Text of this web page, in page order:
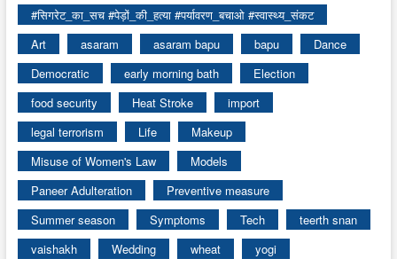
#सिगरेट_का_सच #पेड़ों_की_हत्या #पर्यावरण_बचाओ #स्वास्थ्य_संकट
Art
asaram asaram bapu bapu
Dance
Democratic
early morning bath
Election
food security
Heat Stroke
import
legal terrorism
Life
Makeup
Misuse of Women's Law
Models
Paneer Adulteration
Preventive measure
Summer season
Symptoms Tech
teerth snan
vaishakh
Wedding wheat
yogi